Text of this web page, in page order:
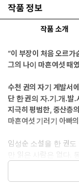
작품 정보
작품 소개
“이 부장이 처음 오르가
그의 나이 마흔여섯 때
수천 권의 자기 계발서
단 한 권의 자.기.개.발.
지극히 평범한, 중산층
마흔여섯 기러기 아빠
임성순 소설을 한 권
만 읽은 사람은 없다.
흡입력 강한 문장으
의 다섯 번째 장편소